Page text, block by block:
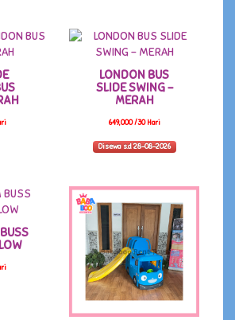
LONDON BUS
SLIDE SWING -
MERAH
649,000 /30 Hari
Disewa s.d 28-08-2026